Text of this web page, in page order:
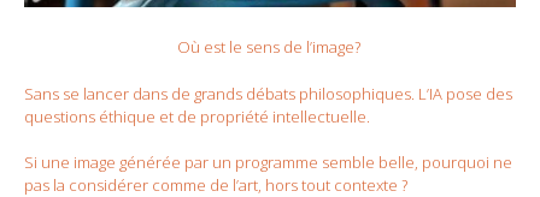
Où est le sens de l’image?
Sans se lancer dans de grands débats philosophiques. L’IA pose des
questions éthique et de propriété intellectuelle.
Si une image générée par un programme semble belle, pourquoi ne
pas la considérer comme de l’art, hors tout contexte ?